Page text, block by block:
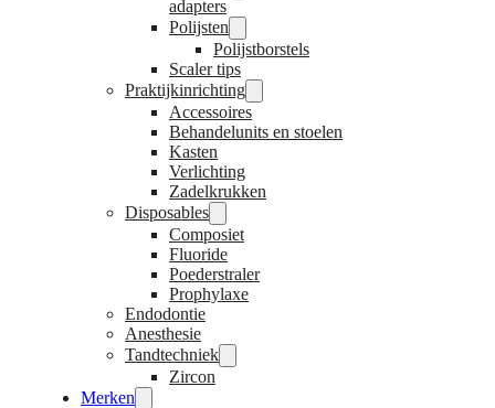
adapters
Polijsten
Polijstborstels
Scaler tips
Praktijkinrichting
Accessoires
Behandelunits en stoelen
Kasten
Verlichting
Zadelkrukken
Disposables
Composiet
Fluoride
Poederstraler
Prophylaxe
Endodontie
Anesthesie
Tandtechniek
Zircon
Merken